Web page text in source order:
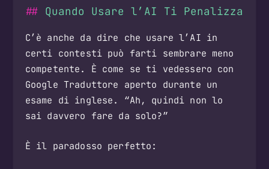
Quando Usare l’AI Ti Penalizza
C’è anche da dire che usare l’AI in
certi contesti può farti sembrare meno
competente. È come se ti vedessero con
Google Traduttore aperto durante un
esame di inglese. “Ah, quindi non lo
sai davvero fare da solo?”
È il paradosso perfetto: